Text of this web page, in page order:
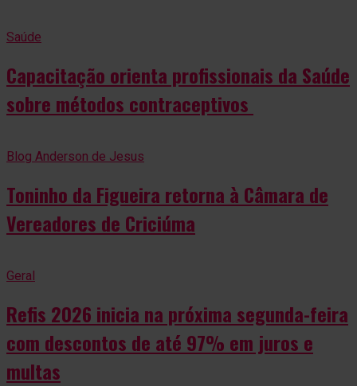
Saúde
Capacitação orienta profissionais da Saúde
sobre métodos contraceptivos
Blog Anderson de Jesus
Toninho da Figueira retorna à Câmara de
Vereadores de Criciúma
Geral
Refis 2026 inicia na próxima segunda-feira
com descontos de até 97% em juros e
multas